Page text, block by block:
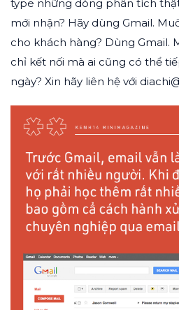
type những dòng phân tích
mới nhận? Hãy dùng Gmail.
cho khách hàng? Dùng Gmail.
chỉ kết nối mà ai cũng có thể
ngày? Xin hãy liên hệ với